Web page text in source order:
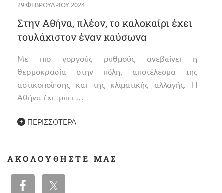
29 ΦΕΒΡΟΥΑΡΊΟΥ 2024
Στην Αθήνα, πλέον, το καλοκαίρι έχει
τουλάχιστον έναν καύσωνα
Με πιο γοργούς ρυθμούς ανεβαίνει η
θερμοκρασία στην πόλη, αποτέλεσμα της
αστικοποίησης και της κλιματικής αλλαγής. Η
Αθήνα έχει μπει …
ΠΕΡΙΣΣΌΤΕΡΑ
ΑΚΟΛΟΥΘΉΣΤΕ ΜΑΣ